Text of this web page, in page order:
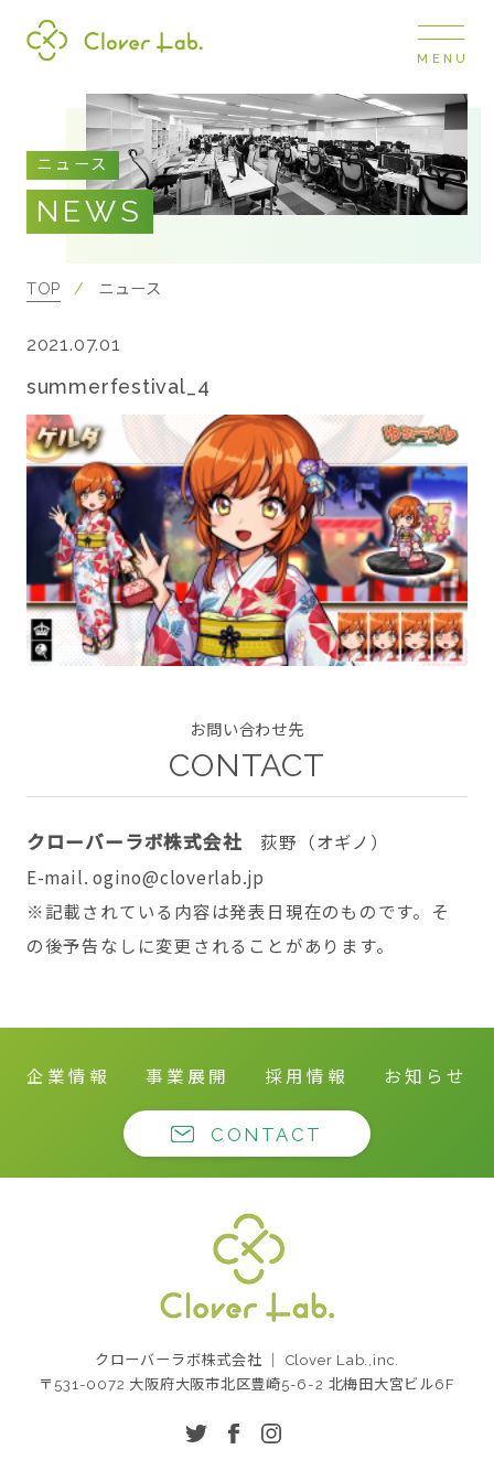
COMPANY
企業情報
ナビ
事業展開
RECRUIT
採用情報
NEWS
お知らせ
CONTACT
MENU
ニュース
NEWS
TOP ニュース
summerfestival_4
2021.07.01
お問い合わせ先
CONTACT
クローバーラボ株式会社 荻野（オギノ）
E-mail. ogino@cloverlab.jp
※記載されている内容は発表日現在のものです。そ
の後予告なしに変更されることがあります。
企業情報 事業展開 採用情報 お知らせ
CONTACT
会社
クローバーラボ株式会社 ｜ Clover Lab.,inc.
〒531-0072 大阪府大阪市北区豊崎5-6-2 北梅田大宮ビル6F